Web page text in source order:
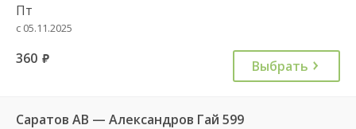
Пт
с 05.11.2025
360 руб. Выбрать
Саратов АВ — Александров Гай 599